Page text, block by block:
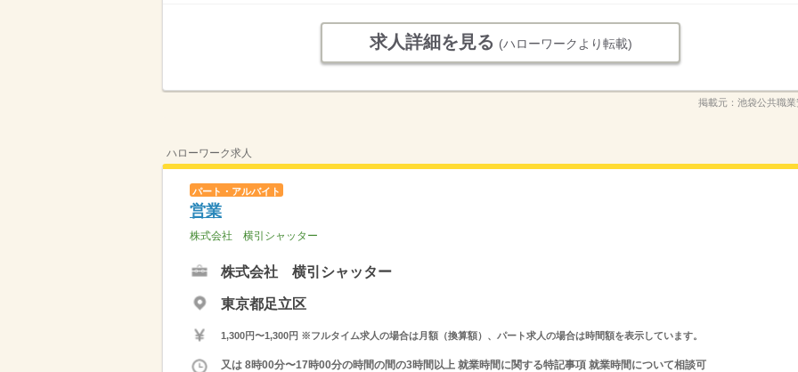
求人詳細を見る (ハローワークより転載)
掲載元： 池袋公共職
ハローワーク求人
パート・アルバイト
営業
株式会社 横引シャッター
株式会社 横引シャッター
東京都足立区
1,300円〜1,300円 ※フルタイム求人の場合は月額（換算額）、パート求人の場合は時間額を表示しています。
又は 8時00分〜17時00分の時間の間の3時間以上 就業時間に関する特記事項 就業時間について相談可